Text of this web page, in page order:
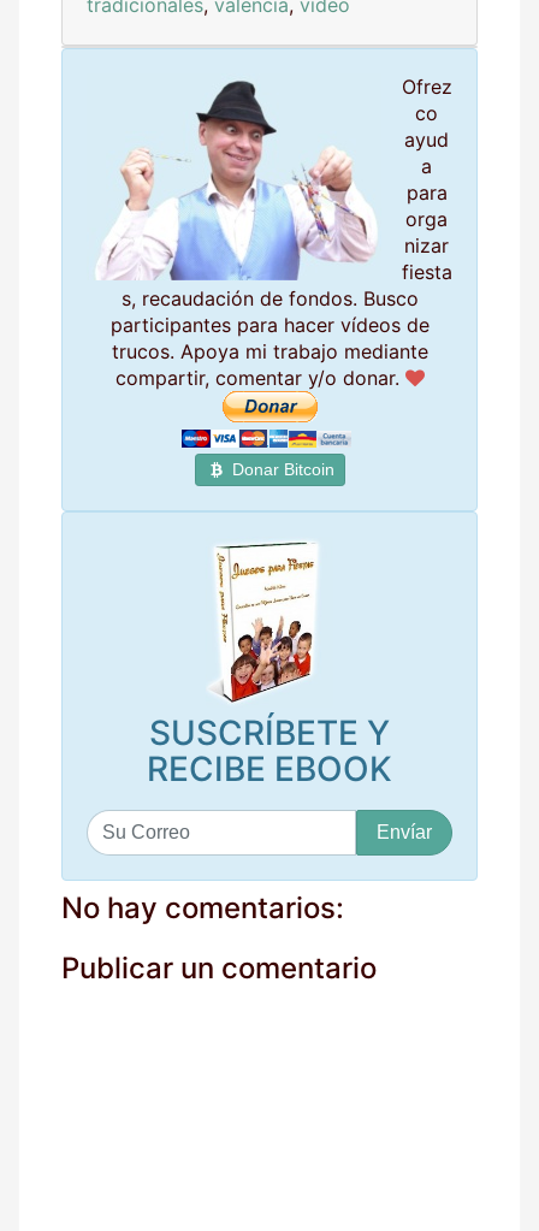
Ofrez
co
ayud
a
para
orga
nizar
fiesta
s, recaudación de fondos. Busco
participantes para hacer vídeos de
trucos. Apoya mi trabajo mediante
compartir, comentar y/o donar.
Donar Bitcoin
SUSCRÍBETE Y
RECIBE EBOOK
u
c
o
e
No hay comentarios:
Publicar un comentario